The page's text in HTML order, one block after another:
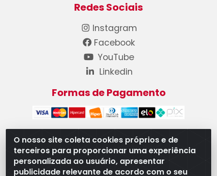
O nosso site coleta cookies próprios e de
terceiros para proporcionar uma experiência
personalizada ao usuário, apresentar
publicidade relevante de acordo com o seu
Redes Sociais
Instagram
Facebook
YouTube
Linkedin
Formas de Pagamento
WB Componentes Automotivos LTDA - CNPJ
08.528.393/0001-12 - Rua do Níquel, 667 - Parque
Oeste Industrial, Goiânia/GO - CEP 74375-660